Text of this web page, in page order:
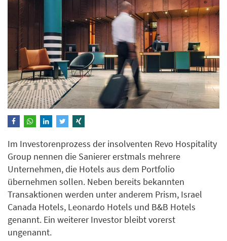
Im Investorenprozess der insolventen Revo Hospitality
Group nennen die Sanierer erstmals mehrere
Unternehmen, die Hotels aus dem Portfolio
übernehmen sollen. Neben bereits bekannten
Transaktionen werden unter anderem Prism, Israel
Canada Hotels, Leonardo Hotels und B&B Hotels
genannt. Ein weiterer Investor bleibt vorerst
ungenannt.